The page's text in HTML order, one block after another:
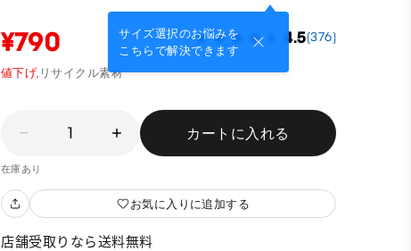
サイズ選択のお悩みを
こちらで解決できます
¥790 4.5(376)
値下げ, リサイクル素材
1 カートに入れる
在庫あり
お気に入りに追加する
店舗受取りなら送料無料